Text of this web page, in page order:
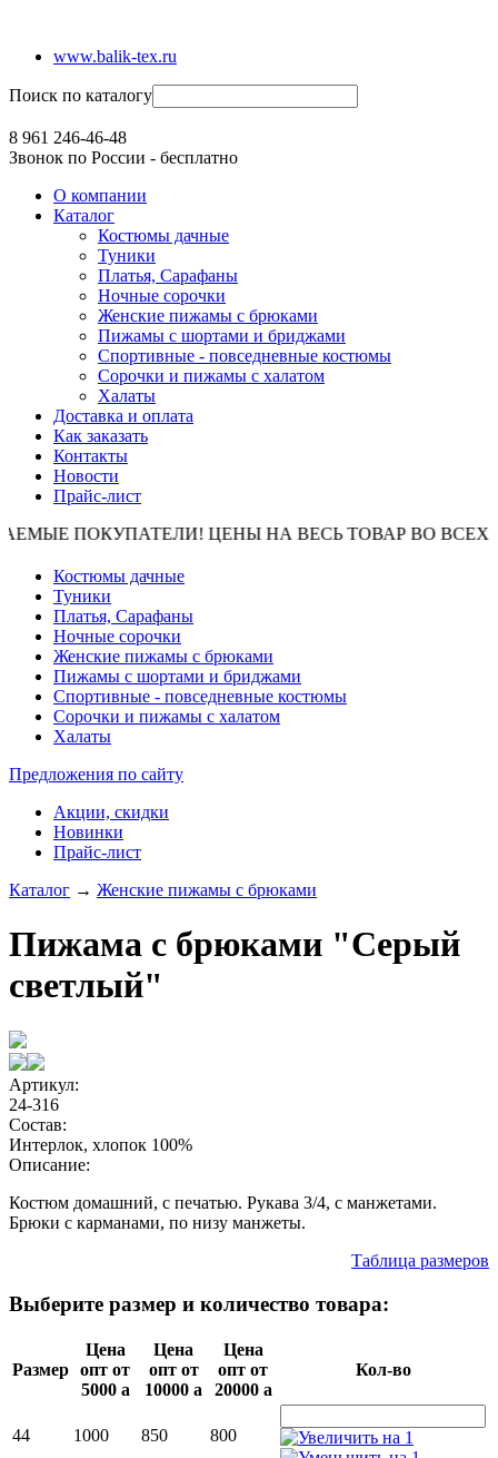
www.balik-tex.ru
Поиск по каталогу
8 961 246-46-48
Звонок по России - бесплатно
О компании
Каталог
Костюмы дачные
Туники
Платья, Сарафаны
Ночные сорочки
Женские пижамы с брюками
Пижамы с шортами и бриджами
Спортивные - повседневные костюмы
Сорочки и пижамы с халатом
Халаты
Доставка и оплата
Как заказать
Контакты
Новости
Прайс-лист
ПОКУПАТЕЛИ! ЦЕНЫ НА ВЕСЬ ТОВАР ВО ВСЕХ
Костюмы дачные
Туники
Платья, Сарафаны
Ночные сорочки
Женские пижамы с брюками
Пижамы с шортами и бриджами
Спортивные - повседневные костюмы
Сорочки и пижамы с халатом
Халаты
Предложения по сайту
Акции, скидки
Новинки
Прайс-лист
Каталог → Женские пижамы с брюками
Пижама с брюками "Серый
светлый"
Артикул:
24-316
Состав:
Интерлок, хлопок 100%
Описание:
Костюм домашний, с печатью. Рукава 3/4, с манжетами.
Брюки с карманами, по низу манжеты.
Таблица размеров
Выберите размер и количество товара:
Размер
Цена
опт от
5000 a
Цена
опт от
10000 a
Цена
опт от
20000 a
Кол-во
44 1000 850 800